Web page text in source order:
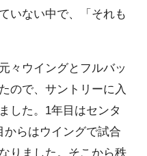
いない中で、「それも
々ウイングとフルバッ
ので、サントリーに入
した。1年目はセンタ
からはウイングで試合
りました。そこから秩